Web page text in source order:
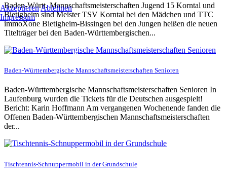
Baden-Württ. Mannschaftsmeisterschaften Jugend 15 Korntal und
Bietigheim sind Meister TSV Korntal bei den Mädchen und TTC
immoXone Bietigheim-Bissingen bei den Jungen heißen die neuen
Titelträger bei den Baden-Württembergischen...
Baden-Württembergische Mannschaftsmeisterschaften Senioren
Baden-Württembergische Mannschaftsmeisterschaften Senioren In
Laufenburg wurden die Tickets für die Deutschen ausgespielt!
Bericht: Karin Hoffmann Am vergangenen Wochenende fanden die
Offenen Baden-Württembergischen Mannschaftsmeisterschaften
der...
Tischtennis-Schnuppermobil in der Grundschule
AkzeptierenAblehnen
Impressum